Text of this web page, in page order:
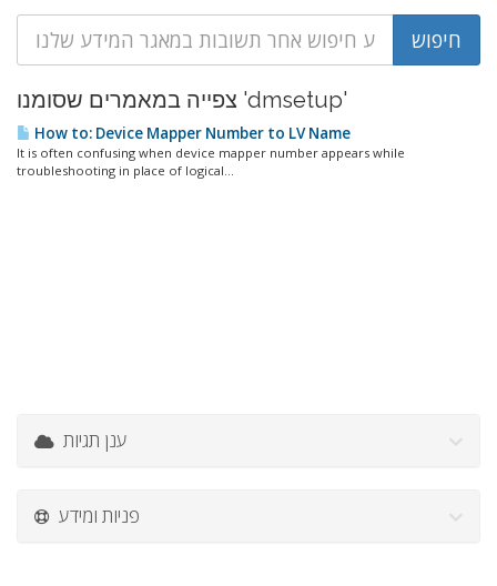
צפייה במאמרים שסומנו 'dmsetup'
How to: Device Mapper Number to LV Name
It is often confusing when device mapper number appears while
troubleshooting in place of logical...
ענן תגיות
פניות ומידע